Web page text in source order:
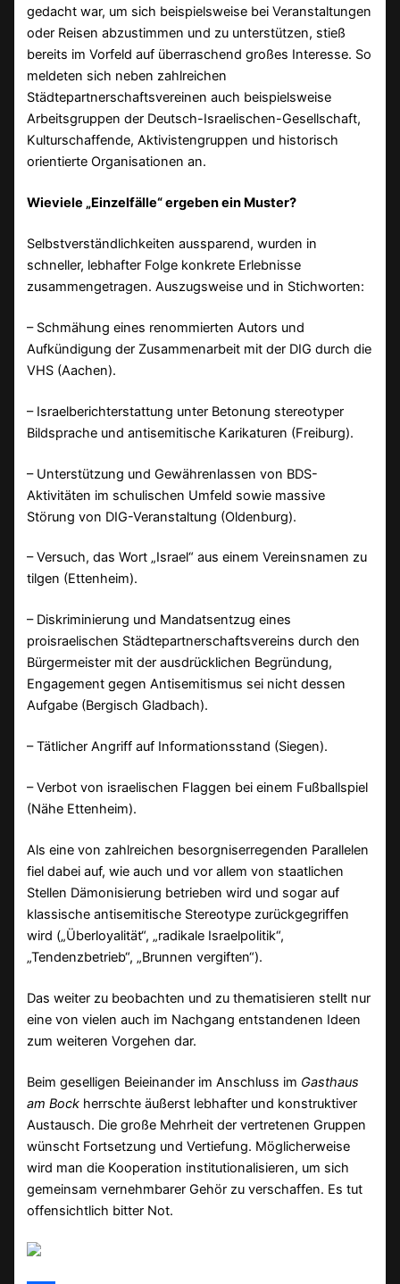
gedacht war, um sich beispielsweise bei Veranstaltungen
oder Reisen abzustimmen und zu unterstützen, stieß
bereits im Vorfeld auf überraschend großes Interesse. So
meldeten sich neben zahlreichen
Städtepartnerschaftsvereinen auch beispielsweise
Arbeitsgruppen der Deutsch-Israelischen-Gesellschaft,
Kulturschaffende, Aktivistengruppen und historisch
orientierte Organisationen an.
Wieviele „Einzelfälle“ ergeben ein Muster?
Selbstverständlichkeiten aussparend, wurden in
schneller, lebhafter Folge konkrete Erlebnisse
zusammengetragen. Auszugsweise und in Stichworten:
– Schmähung eines renommierten Autors und
Aufkündigung der Zusammenarbeit mit der DIG durch die
VHS (Aachen).
– Israelberichterstattung unter Betonung stereotyper
Bildsprache und antisemitische Karikaturen (Freiburg).
– Unterstützung und Gewährenlassen von BDS-
Aktivitäten im schulischen Umfeld sowie massive
Störung von DIG-Veranstaltung (Oldenburg).
– Versuch, das Wort „Israel“ aus einem Vereinsnamen zu
tilgen (Ettenheim).
– Diskriminierung und Mandatsentzug eines
proisraelischen Städtepartnerschaftsvereins durch den
Bürgermeister mit der ausdrücklichen Begründung,
Engagement gegen Antisemitismus sei nicht dessen
Aufgabe (Bergisch Gladbach).
– Tätlicher Angriff auf Informationsstand (Siegen).
– Verbot von israelischen Flaggen bei einem Fußballspiel
(Nähe Ettenheim).
Als eine von zahlreichen besorgniserregenden Parallelen
fiel dabei auf, wie auch und vor allem von staatlichen
Stellen Dämonisierung betrieben wird und sogar auf
klassische antisemitische Stereotype zurückgegriffen
wird („Überloyalität“, „radikale Israelpolitik“,
„Tendenzbetrieb“, „Brunnen vergiften“).
Das weiter zu beobachten und zu thematisieren stellt nur
eine von vielen auch im Nachgang entstandenen Ideen
zum weiteren Vorgehen dar.
Beim geselligen Beieinander im Anschluss im Gasthaus
am Bock herrschte äußerst lebhafter und konstruktiver
Austausch. Die große Mehrheit der vertretenen Gruppen
wünscht Fortsetzung und Vertiefung. Möglicherweise
wird man die Kooperation institutionalisieren, um sich
gemeinsam vernehmbarer Gehör zu verschaffen. Es tut
offensichtlich bitter Not.